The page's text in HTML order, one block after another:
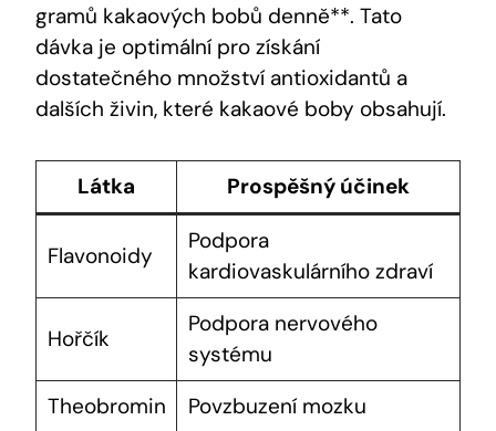
gramů kakaových bobů denně**. Tato
dávka je optimální pro získání
dostatečného množství antioxidantů a
dalších živin, které kakaové boby obsahují.
Látka Prospěšný účinek
Flavonoidy
Podpora
kardiovaskulárního‌ zdraví
Hořčík
Podpora nervového
systému
Theobromin
Povzbuzení mozku